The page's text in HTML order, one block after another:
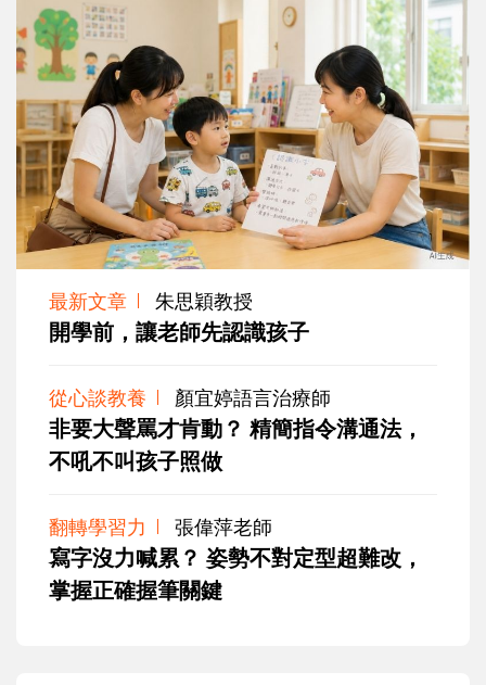
最新文章 朱思穎教授
開學前，讓老師先認識孩子
從心談教養 顏宜婷語言治療師
非要大聲罵才肯動？ 精簡指令溝通法，
不吼不叫孩子照做
翻轉學習力 張偉萍老師
寫字沒力喊累？ 姿勢不對定型超難改，
掌握正確握筆關鍵